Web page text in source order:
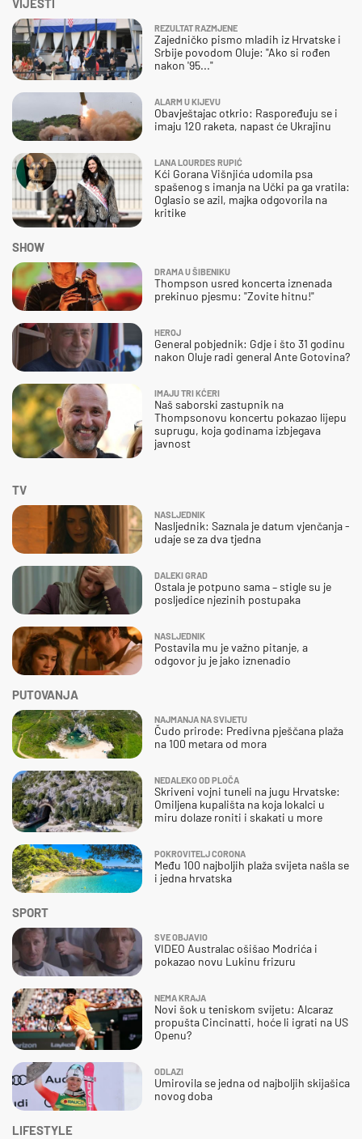
VIJESTI
REZULTAT RAZMJENE
Zajedničko pismo mladih iz Hrvatske i
Srbije povodom Oluje: "Ako si rođen
nakon '95..."
ALARM U KIJEVU
Obavještajac otkrio: Raspoređuju se i
imaju 120 raketa, napast će Ukrajinu
LANA LOURDES RUPIĆ
Kći Gorana Višnjića udomila psa
spašenog s imanja na Učki pa ga vratila:
Oglasio se azil, majka odgovorila na
kritike
SHOW
DRAMA U ŠIBENIKU
Thompson usred koncerta iznenada
prekinuo pjesmu: "Zovite hitnu!"
HEROJ
General pobjednik: Gdje i što 31 godinu
nakon Oluje radi general Ante Gotovina?
IMAJU TRI KĆERI
Naš saborski zastupnik na
Thompsonovu koncertu pokazao lijepu
suprugu, koja godinama izbjegava
javnost
SPORT
SVE OBJAVIO
VIDEO Australac ošišao Modrića i
pokazao novu Lukinu frizuru
NEMA KRAJA
Novi šok u teniskom svijetu: Alcaraz
propušta Cincinatti, hoće li igrati na US
Openu?
ODLAZI
Umirovila se jedna od najboljih skijašica
novog doba
TV
NASLJEDNIK
Nasljednik: Saznala je datum vjenčanja -
udaje se za dva tjedna
DALEKI GRAD
Ostala je potpuno sama – stigle su je
posljedice njezinih postupaka
NASLJEDNIK
Postavila mu je važno pitanje, a
odgovor ju je jako iznenadio
PUTOVANJA
NAJMANJA NA SVIJETU
Čudo prirode: Predivna pješčana plaža
na 100 metara od mora
NEDALEKO OD PLOČA
Skriveni vojni tuneli na jugu Hrvatske:
Omiljena kupališta na koja lokalci u
miru dolaze roniti i skakati u more
POKROVITELJ CORONA
Među 100 najboljih plaža svijeta našla se
i jedna hrvatska
LIFESTYLE